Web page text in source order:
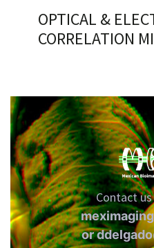
OPTICAL &
CORRELATION
Contact
or